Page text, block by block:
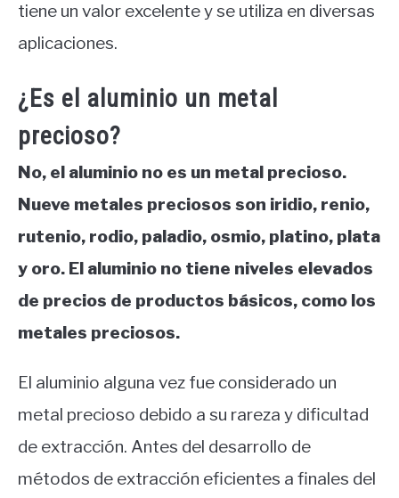
tiene un valor excelente y se utiliza en diversas
aplicaciones.
¿Es el aluminio un metal
precioso?
No, el aluminio no es un metal precioso.
Nueve metales preciosos son iridio, renio,
rutenio, rodio, paladio, osmio, platino, plata
y oro. El aluminio no tiene niveles elevados
de precios de productos básicos, como los
metales preciosos.
El aluminio alguna vez fue considerado un
metal precioso debido a su rareza y dificultad
de extracción. Antes del desarrollo de
métodos de extracción eficientes a finales del